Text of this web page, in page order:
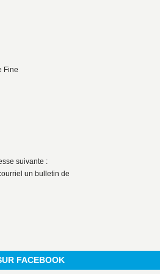
Fine
suivante :
un bulletin de
FACEBOOK